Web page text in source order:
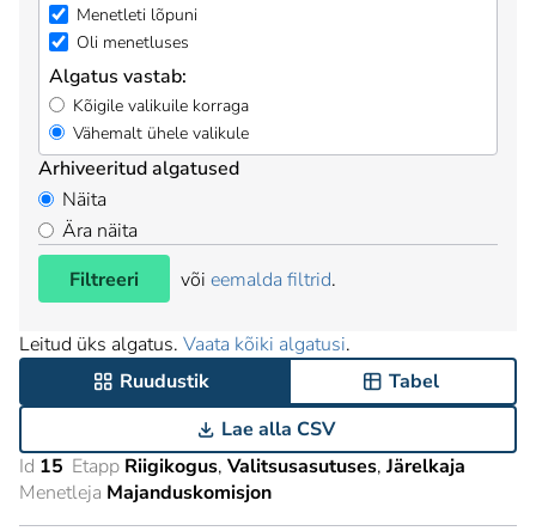
Menetleti lõpuni
Oli menetluses
Algatus vastab:
Kõigile valikuile korraga
Vähemalt ühele valikule
Arhiveeritud algatused
Näita
Ära näita
Filtreeri
või eemalda filtrid.
Leitud üks algatus. Vaata kõiki algatusi.
Ruudustik
Tabel
Lae alla CSV
Id 15 Etapp Riigikogus Valitsusasutuses Järelkaja
Menetleja Majanduskomisjon